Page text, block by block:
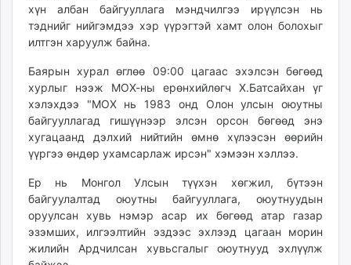
urlag.mn
unen.mn
asu.mn
shudarga.mn
shuurhai.mn
unuudur.mn
isee.mn
mglradio.com
itoim.mn
tumen.mn
shuum.mn
times.mn
хүн албан байгууллага мэндчилгээ ирүүлсэн нь
тэднийг нийгэмдээ хэр үүрэгтэй хамт олон болохыг
илтгэн харуулж байна.
Баярын хурал өглөө 09:00 цагаас эхэлсэн бөгөөд
хурлыг нээж МОХ-ны ерөнхийлөгч Х.Батсайхан үг
хэлэхдээ "МОХ нь 1983 онд Олон улсын оюутны
байгууллагад гишүүнээр элсэн орсон бөгөөд энэ
хугацаанд дэлхий нийтийн өмнө хүлээсэн өөрийн
үүргээ өндөр ухамсарлаж ирсэн" хэмээн хэллээ.
Ер нь Монгол Улсын түүхэн хөгжил, бүтээн
байгуулалтад оюутны байгууллага, оюутнуудын
оруулсан хувь нэмэр асар их бөгөөд атар газар
эзэмших, илгээлтийн эздээс эхлээд цагаан морин
жилийн Ардчилсан хувьсгалыг оюутнууд эхлүүлж